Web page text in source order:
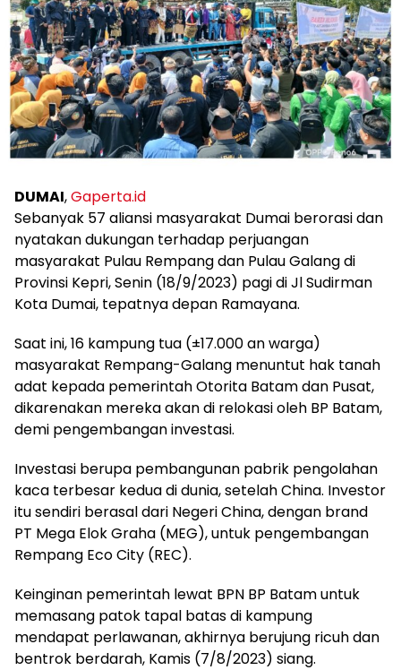
DUMAI,Gaperta.id
Sebanyak 57 aliansi masyarakat Dumai berorasi dan
nyatakan dukungan terhadap perjuangan
masyarakat Pulau Rempang dan Pulau Galang di
Provinsi Kepri, Senin (18/9/2023) pagi di Jl Sudirman
Kota Dumai, tepatnya depan Ramayana.
Saat ini, 16 kampung tua (±17.000 an warga)
masyarakat Rempang-Galang menuntut hak tanah
adat kepada pemerintah Otorita Batam dan Pusat,
dikarenakan mereka akan di relokasi oleh BP Batam,
demi pengembangan investasi.
Investasi berupa pembangunan pabrik pengolahan
kaca terbesar kedua di dunia, setelah China. Investor
itu sendiri berasal dari Negeri China, dengan brand
PT Mega Elok Graha (MEG), untuk pengembangan
Rempang Eco City (REC).
Keinginan pemerintah lewat BPN BP Batam untuk
memasang patok tapal batas di kampung
mendapat perlawanan, akhirnya berujung ricuh dan
bentrok berdarah, Kamis (7/8/2023) siang.